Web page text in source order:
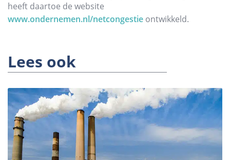
heeft daartoe de website
www.ondernemen.nl/netcongestie ontwikkeld.
Lees ook